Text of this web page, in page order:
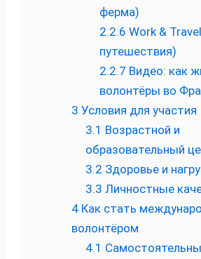
ферма)
2.2.6 Work &
путешествия)
2.2.7 Видео: как
волонтёры во
3 Условия для участия
3.1 Возрастной и
образовательный
3.2 Здоровье и
3.3 Личностные
4 Как стать
волонтёром
4.1